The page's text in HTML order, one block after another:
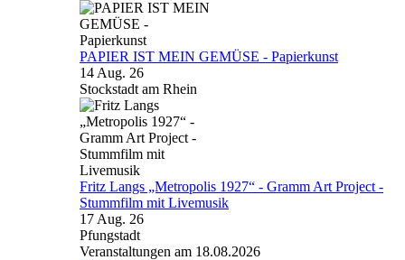
PAPIER IST MEIN GEMÜSE - Papierkunst
14 Aug. 26
Stockstadt am Rhein
Fritz Langs „Metropolis 1927“ - Gramm Art Project -
Stummfilm mit Livemusik
17 Aug. 26
Pfungstadt
Veranstaltungen am 18.08.2026